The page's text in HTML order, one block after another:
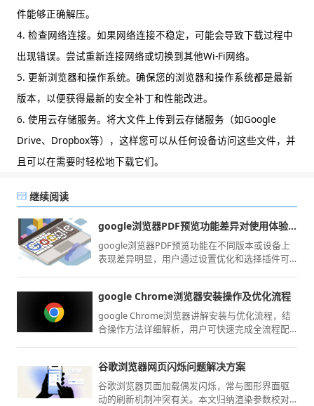
件能够正确解压。
4. 检查网络连接。如果网络连接不稳定，可能会导致下载过程中
出现错误。尝试重新连接网络或切换到其他Wi-Fi网络。
5. 更新浏览器和操作系统。确保您的浏览器和操作系统都是最新
版本，以便获得最新的安全补丁和性能改进。
6. 使用云存储服务。将大文件上传到云存储服务（如Google
Drive、Dropbox等），这样您可以从任何设备访问这些文件，并
且可以在需要时轻松地下载它们。
继续阅读
google浏览器PDF预览功能差异对使用体验影响大吗
google浏览器PDF预览功能在不同版本或设备上
表现差异明显，用户通过设置优化和选择插件可
google Chrome浏览器安装操作及优化流程
google Chrome浏览器讲解安装与优化流程，结
合操作方法详细解析，用户可快速完成全流程配
谷歌浏览器网页闪烁问题解决方案
谷歌浏览器页面加载偶发闪烁，常与图形界面驱
动的刷新机制冲突有关。本文归纳渲染参数校对